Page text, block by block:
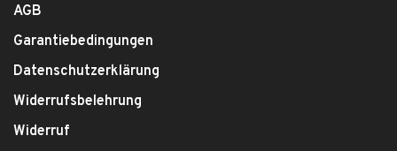
AGB
Garantiebedingungen
Datenschutzerklärung
Widerrufsbelehrung
Widerruf